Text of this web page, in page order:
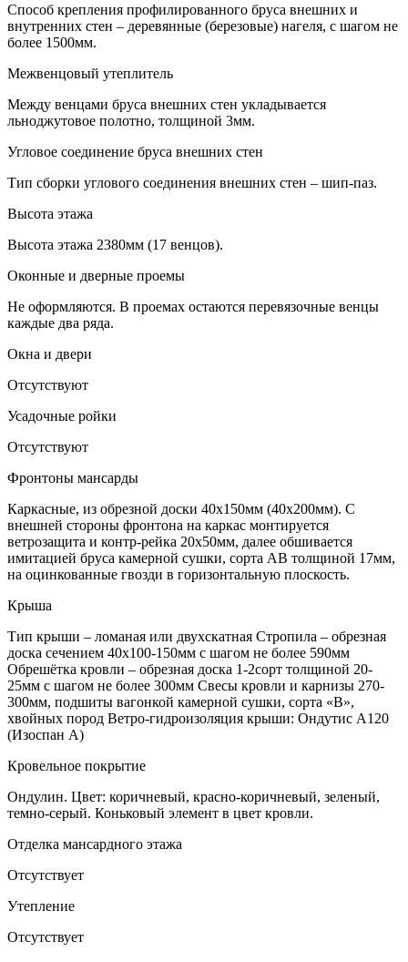
Способ крепления профилированного бруса внешних и
внутренних стен – деревянные (березовые) нагеля, с шагом не
более 1500мм.
Межвенцовый утеплитель
Между венцами бруса внешних стен укладывается
льноджутовое полотно, толщиной 3мм.
Угловое соединение бруса внешних стен
Тип сборки углового соединения внешних стен – шип-паз.
Высота этажа
Высота этажа 2380мм (17 венцов).
Оконные и дверные проемы
Не оформляются. В проемах остаются перевязочные венцы
каждые два ряда.
Окна и двери
Отсутствуют
Усадочные ройки
Отсутствуют
Фронтоны мансарды
Каркасные, из обрезной доски 40х150мм (40х200мм). С
внешней стороны фронтона на каркас монтируется
ветрозащита и контр-рейка 20х50мм, далее обшивается
имитацией бруса камерной сушки, сорта АВ толщиной 17мм,
на оцинкованные гвозди в горизонтальную плоскость.
Крыша
Тип крыши – ломаная или двухскатная Стропила – обрезная
доска сечением 40х100-150мм с шагом не более 590мм
Обрешётка кровли – обрезная доска 1-2сорт толщиной 20-
25мм с шагом не более 300мм Свесы кровли и карнизы 270-
300мм, подшиты вагонкой камерной сушки, сорта «В»,
хвойных пород Ветро-гидроизоляция крыши: Ондутис А120
(Изоспан А)
Кровельное покрытие
Ондулин. Цвет: коричневый, красно-коричневый, зеленый,
темно-серый. Коньковый элемент в цвет кровли.
Отделка мансардного этажа
Отсутствует
Утепление
Отсутствует